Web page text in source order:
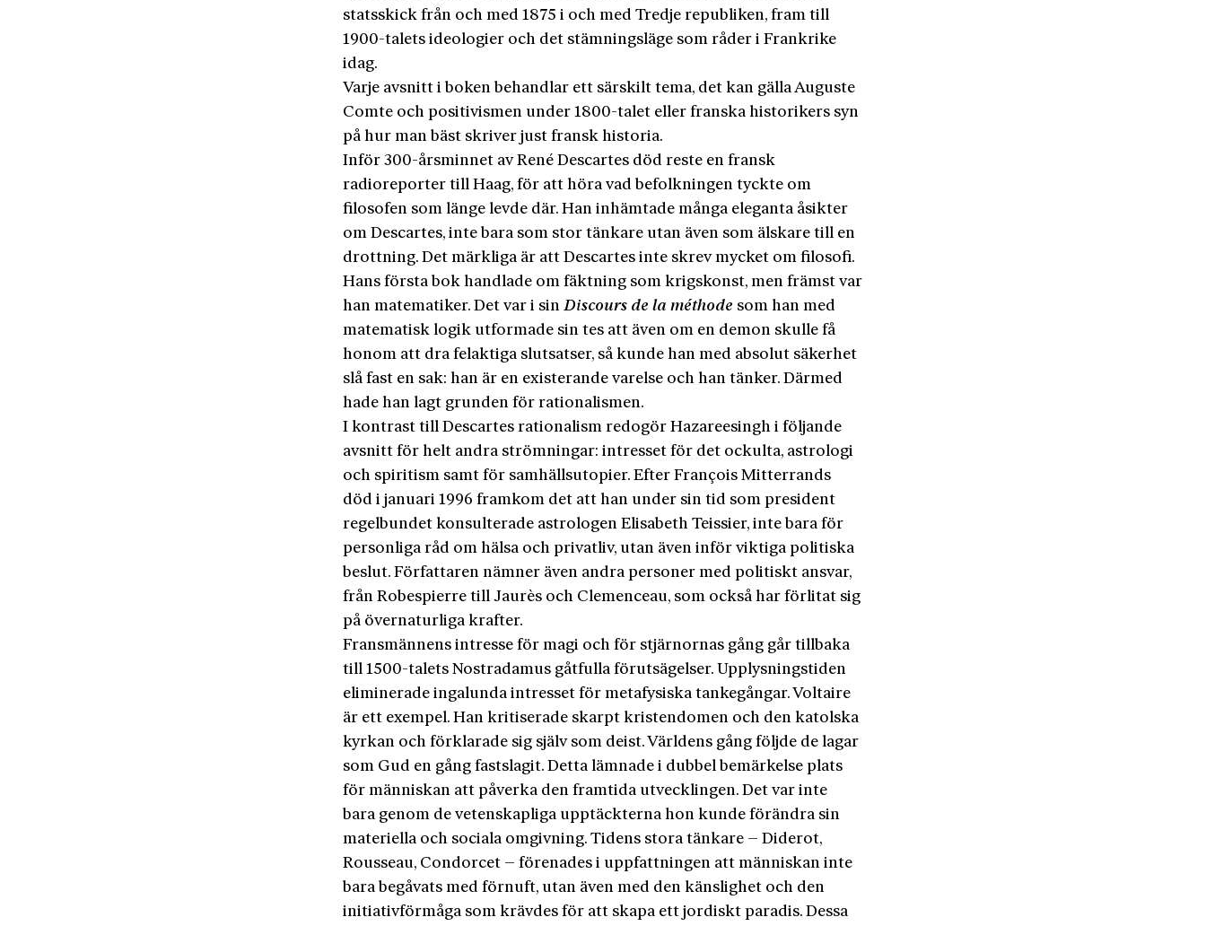
statsskick från och med 1875 i och med Tredje republiken, fram till
1900-talets ideologier och det stämningsläge som råder i Frankrike
idag.
Varje avsnitt i boken behandlar ett särskilt tema, det kan gälla Auguste
Comte och positivismen under 1800-talet eller franska historikers syn
på hur man bäst skriver just fransk historia.
Inför 300-årsminnet av René Descartes död reste en fransk
radioreporter till Haag, för att höra vad befolkningen tyckte om
filosofen som länge levde där. Han inhämtade många eleganta åsikter
om Descartes, inte bara som stor tänkare utan även som älskare till en
drottning. Det märkliga är att Descartes inte skrev mycket om filosofi.
Hans första bok handlade om fäktning som krigskonst, men främst var
han matematiker. Det var i sinDiscours de laméthode som han med
matematisk logik utformade sin tes att även om en demon skulle få
honom att dra felaktiga slutsatser, så kunde han med absolut säkerhet
slå fast en sak: han är en existerande varelse och han tänker. Därmed
hade han lagt grunden för rationalismen.
I kontrast till Descartes rationalism redogör Hazareesingh i följande
avsnitt för helt andra strömningar: intresset för det ockulta, astrologi
och spiritism samt för samhällsutopier. Efter François Mitterrands
död i januari 1996 framkom det att han under sin tid som president
regelbundet konsulterade astrologen Elisabeth Teissier, inte bara för
personliga råd om hälsa och privatliv, utan även inför viktiga politiska
beslut. Författaren nämner även andra personer med politiskt ansvar,
från Robespierre till Jaurès och Clemenceau, som också har förlitat sig
på övernaturliga krafter.
Fransmännens intresse för magi och för stjärnornas gång går tillbaka
till 1500-talets Nostradamus gåtfulla förutsägelser. Upplysningstiden
eliminerade ingalunda intresset för metafysiska tankegångar. Voltaire
är ett exempel. Han kritiserade skarpt kristendomen och den katolska
kyrkan och förklarade sig själv som deist. Världens gång följde de lagar
som Gud en gång fastslagit. Detta lämnade i dubbel bemärkelse plats
för människan att påverka den framtida utvecklingen. Det var inte
bara genom de vetenskapliga upptäckterna hon kunde förändra sin
materiella och sociala omgivning. Tidens stora tänkare – Diderot,
Rousseau, Condorcet – förenades i uppfattningen att människan inte
bara begåvats med förnuft, utan även med den känslighet och den
initiativförmåga som krävdes för att skapa ett jordiskt paradis. Dessa